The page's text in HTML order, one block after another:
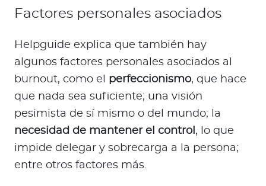
Factores personales asociados
Helpguide explica que también hay
algunos factores personales asociados al
burnout, como el
perfeccionismo, que hace
que nada sea suficiente; una visión
pesimista de sí mismo o del mundo; la
necesidad de mantener el control , lo que
impide delegar y sobrecarga a la persona;
entre otros factores más.